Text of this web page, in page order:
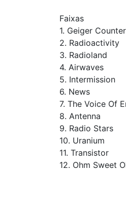
Faixas
1. Geiger Counter
2. Radioactivity
3. Radioland
4. Airwaves
5. Intermission
6. News
7. The Voice Of
8. Antenna
9. Radio Stars
10. Uranium
11. Transistor
12. Ohm Sweet